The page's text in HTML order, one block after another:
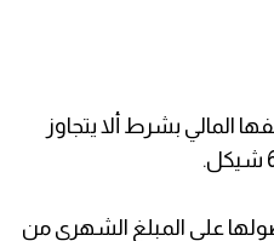
المالي بشرط ألا يتجاوز
على المبلغ الشهري من